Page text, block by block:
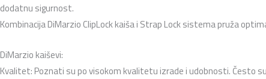
dodatnu sigurnost.
Kombinacija DiMarzio ClipLock kaiša i Strap Lock sistema pruža
DiMarzio kaiševi:
Kvalitet: Poznati su po visokom kvalitetu izrade i udobnosti. Često